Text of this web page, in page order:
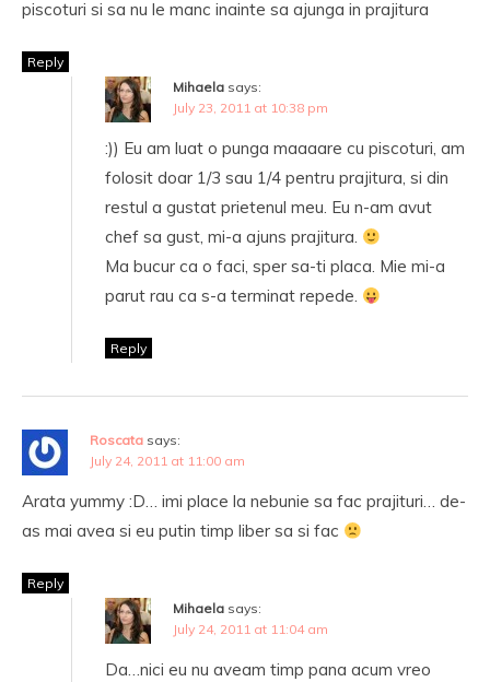
piscoturi si sa nu le manc inainte sa ajunga in prajitura
Reply
Mihaela says:
July 23, 2011 at 10:38 pm
:)) Eu am luat o punga maaaare cu piscoturi, am
folosit doar 1/3 sau 1/4 pentru prajitura, si din
restul a gustat prietenul meu. Eu n-am avut
chef sa gust, mi-a ajuns prajitura.
Ma bucur ca o faci, sper sa-ti placa. Mie mi-a
parut rau ca s-a terminat repede.
Reply
Roscata says:
July 24, 2011 at 11:00 am
Arata yummy :D… imi place la nebunie sa fac prajituri… de-
as mai avea si eu putin timp liber sa si fac
Reply
Mihaela says:
July 24, 2011 at 11:04 am
Da…nici eu nu aveam timp pana acum vreo